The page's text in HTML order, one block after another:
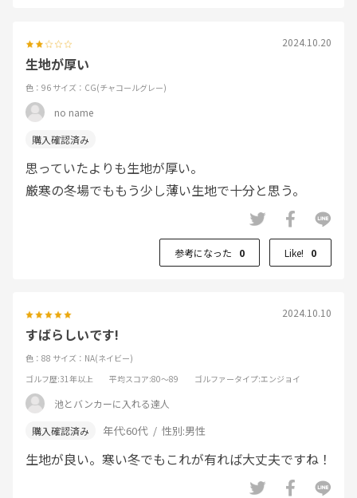
2024.10.20
生地が厚い
色：96 サイズ：CG(チャコールグレー)
no name
思っていたよりも生地が厚い。
厳寒の冬場でももう少し薄い生地で十分と思う。
参考になった 0 Like! 0
2024.10.10
すばらしいです!
色：88 サイズ：NA(ネイビー)
ゴルフ歴:31年以上 平均スコア:80～89 ゴルファータイプ:エンジョイ
池とバンカーに入れる達人
年代:60代 性別:男性
生地が良い。寒い冬でもこれが有れば大丈夫ですね！